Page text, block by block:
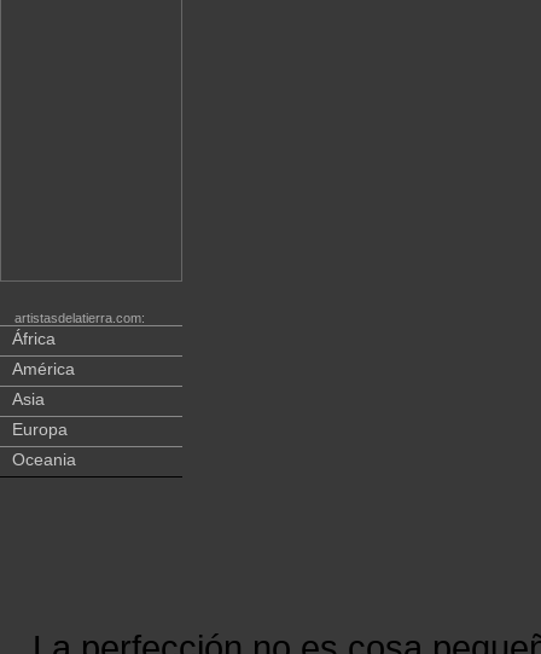
artistasdelatierra.com:
África
América
Asia
Europa
Oceania